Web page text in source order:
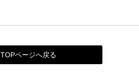
TOPページへ戻る